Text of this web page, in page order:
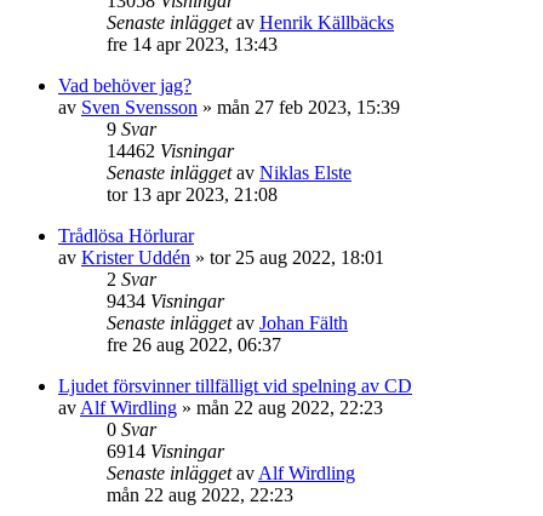
Senaste inläggetav Henrik Källbäcks
fre 14 apr 2023, 13:43
Vad behöver jag?
av Sven Svensson » mån 27 feb 2023, 15:39
9 Svar
14462 Visningar
Senaste inläggetav Niklas Elste
tor 13 apr 2023, 21:08
Trådlösa Hörlurar
av Krister Uddén » tor 25 aug 2022, 18:01
2 Svar
9434 Visningar
Senaste inläggetav Johan Fälth
fre 26 aug 2022, 06:37
Ljudet försvinner tillfälligt vid spelning av CD
av Alf Wirdling » mån 22 aug 2022, 22:23
0 Svar
6914 Visningar
Senaste inläggetav Alf Wirdling
mån 22 aug 2022, 22:23